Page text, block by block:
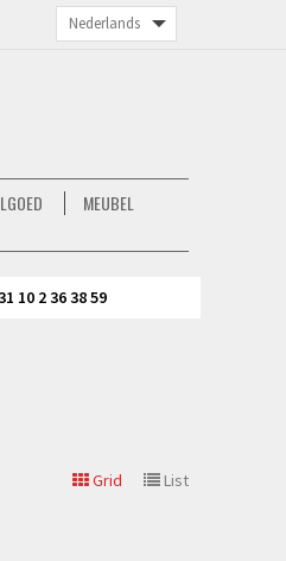
MEUBEL
10 2 36 38 59
Grid List